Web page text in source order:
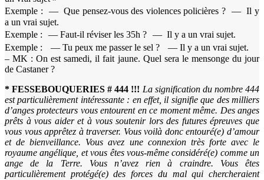
Exemple : — Que pensez-vous des violences policières ? — Il y
a un vrai sujet.
Exemple : — Faut-il réviser les 35h ? — Il y a un vrai sujet.
Exemple : — Tu peux me passer le sel ? — Il y a un vrai sujet.
– MK : On est samedi, il fait jaune. Quel sera le mensonge du jour
de Castaner ?
* FESSEBOUQUERIES # 444 !!! La signification du nombre 444
est particulièrement intéressante : en effet, il signifie que des milliers
d’anges protecteurs vous entourent en ce moment même. Des anges
prêts à vous aider et à vous soutenir lors des futures épreuves que
vous vous apprêtez à traverser. Vous voilà donc entouré(e) d’amour
et de bienveillance. Vous avez une connexion très forte avec le
royaume angélique, et vous êtes vous-même considéré(e) comme un
ange de la Terre. Vous n’avez rien à craindre. Vous êtes
particulièrement protégé(e) des forces du mal qui chercheraient